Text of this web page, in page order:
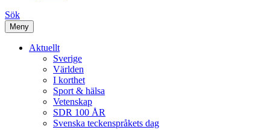
Sök
Meny
Aktuellt
Sverige
Världen
I korthet
Sport & hälsa
Vetenskap
SDR 100 ÅR
Svenska teckenspråkets dag